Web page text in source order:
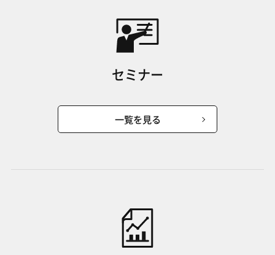
セミナー
一覧を見る